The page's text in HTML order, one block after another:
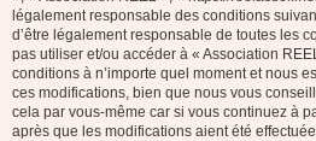
légalement responsable des conditions
d’être légalement responsable de toutes les
pas utiliser et/ou accéder à « Association
conditions à n’importe quel moment et nous
ces modifications, bien que nous vous
cela par vous-même car si vous continuez à
après que les modifications aient été